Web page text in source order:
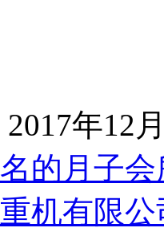
2017年12
的月子会
机有限公